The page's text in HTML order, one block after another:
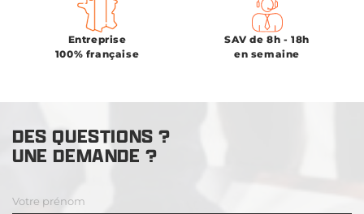
Entreprise
100% française
SAV de 8h - 18h
en semaine
DES QUESTIONS ?
UNE DEMANDE ?